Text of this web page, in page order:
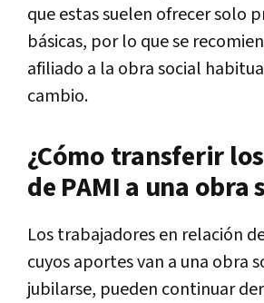
que estas suelen ofrecer solo
básicas, por lo que se
afiliado a la obra social
cambio.
¿Cómo transferir
de PAMI a una obra
Los trabajadores en relación
cuyos aportes van a una obra
jubilarse, pueden continuar